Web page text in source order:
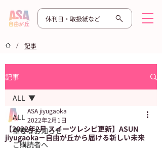
休刊日・取扱紙など
/ 記事
記事
ALL
重要なお知らせ
ご購読者へ
ALL
【2022年2月 スイーツレシピ更新】ASUN
jiyugaoka－自由が丘から届ける新しい未来
ASA jiyugaoka
2022年2月1日